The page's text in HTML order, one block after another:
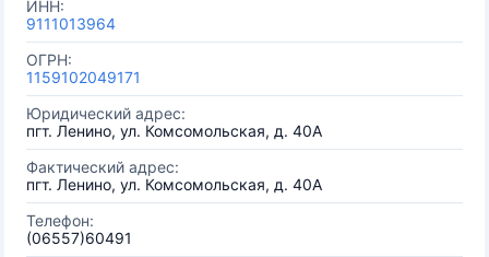
ИНН:
9111013964
ОГРН:
1159102049171
Юридический адрес:
пгт. Ленино, ул. Комсомольская, д. 40А
Фактический адрес:
пгт. Ленино, ул. Комсомольская, д. 40А
Телефон:
(06557)60491